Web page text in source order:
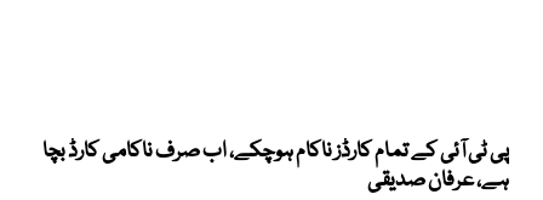
پی ٹی آئی کے تمام کارڈز ناکام ہوچکے، اب صرف ناکامی کارڈ بچا
ہے، عرفان صدیقی